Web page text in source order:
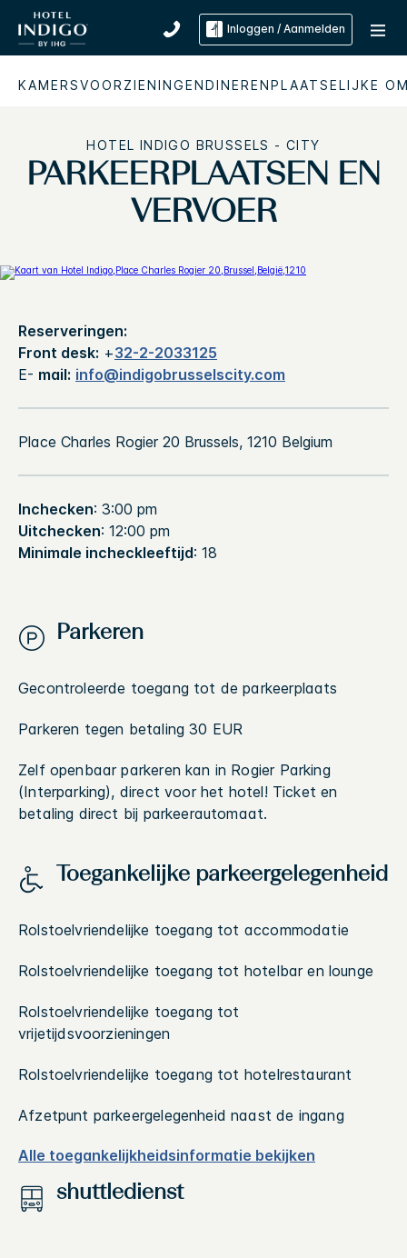
Inloggen / Aanmelden
KAMERSVOORZIENINGENDINERENPLAATSELIJKE
HOTEL INDIGO BRUSSELS - CITY
PARKEERPLAATSEN EN
VERVOER
Reserveringen:
Front desk: +32-2-2033125
E- mail: info@indigobrusselscity.com
Place Charles Rogier 20 Brussels, 1210 Belgium
Inchecken: 3:00 pm
Uitchecken: 12:00 pm
Minimale incheckleeftijd: 18
Parkeren
Gecontroleerde toegang tot de parkeerplaats
Parkeren tegen betaling 30 EUR
Zelf openbaar parkeren kan in Rogier Parking
(Interparking), direct voor het hotel! Ticket en
betaling direct bij parkeerautomaat.
Toegankelijke parkeergelegenheid
Rolstoelvriendelijke toegang tot accommodatie
Rolstoelvriendelijke toegang tot hotelbar en lounge
Rolstoelvriendelijke toegang tot
vrijetijdsvoorzieningen
Rolstoelvriendelijke toegang tot hotelrestaurant
Afzetpunt parkeergelegenheid naast de ingang
Alle toegankelijkheidsinformatie bekijken
shuttledienst